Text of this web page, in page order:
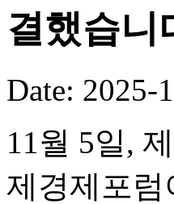
결했습니
Date: 2025-
11월 5일,
제경제포럼